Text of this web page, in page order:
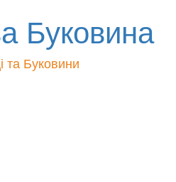
Буковина
та Буковини